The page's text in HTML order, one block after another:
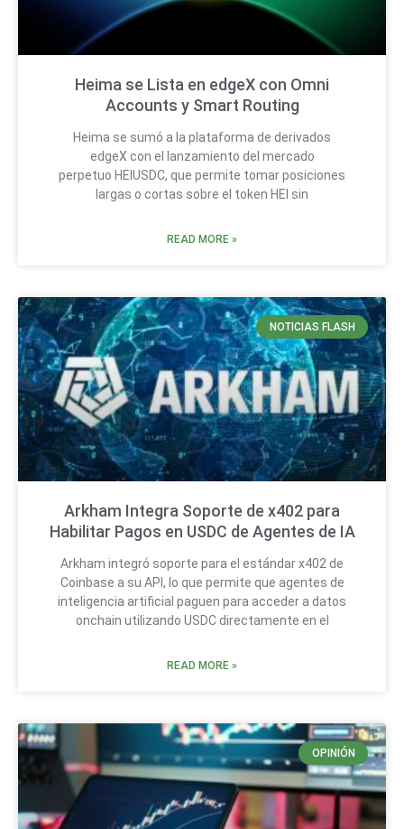
Heima se Lista en edgeX con Omni
Accounts y Smart Routing
Heima se sumó a la plataforma de derivados
edgeX con el lanzamiento del mercado
perpetuo HEIUSDC, que permite tomar posiciones
largas o cortas sobre el token HEI sin
READ MORE »
NOTICIAS FLASH
Arkham Integra Soporte de x402 para
Habilitar Pagos en USDC de Agentes de IA
Arkham integró soporte para el estándar x402 de
Coinbase a su API, lo que permite que agentes de
inteligencia artificial paguen para acceder a datos
onchain utilizando USDC directamente en el
READ MORE »
OPINIÓN